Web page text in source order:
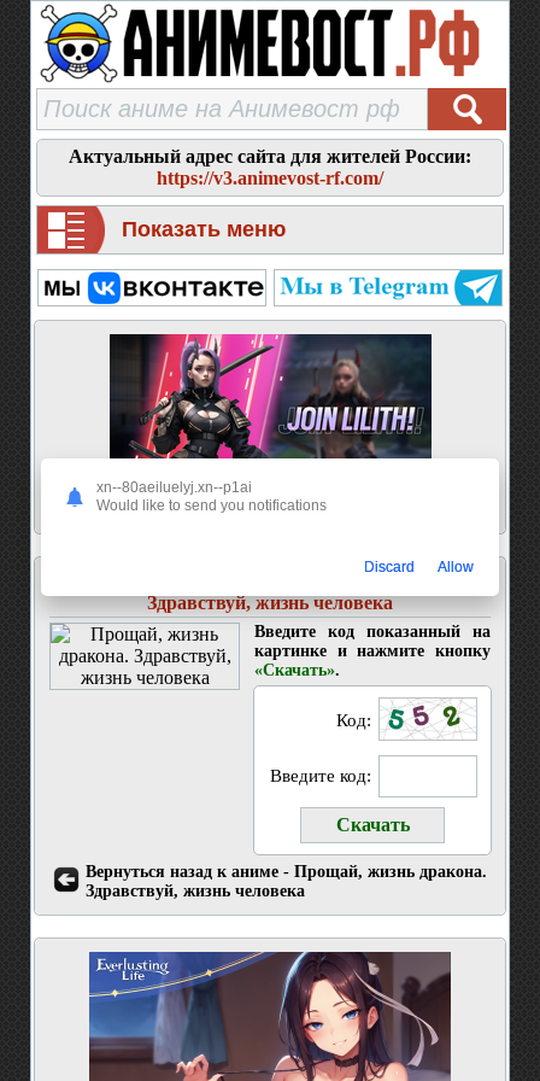
Актуальный адрес сайта для жителей России:
https://v3.animevost-rf.com/
Показать меню
Здравствуй, жизнь человека
Введите код показанный на
картинке и нажмите кнопку
«Скачать».
Код:
Введите код:
Вернуться назад к аниме - Прощай, жизнь дракона.
Здравствуй, жизнь человека
xn--80aeiluelyj.xn--p1ai
Would like to send you notifications
Discard Allow